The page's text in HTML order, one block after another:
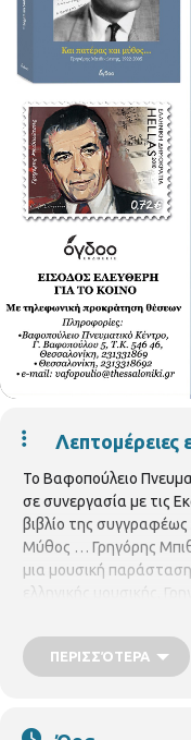
Λεπτομέρειες
Το Βαφοπούλειο
σε συνεργασία με τις
βιβλίο της
Μύθος … Γρηγόρης
μια μουσική
ελληνικής μουσικής,
Πνευματικού Κέντρου
ιστορία, μουσική και
μνήμη, με αφορμή την
ΠΕΡΙΣΣΌΤΕΡΑ